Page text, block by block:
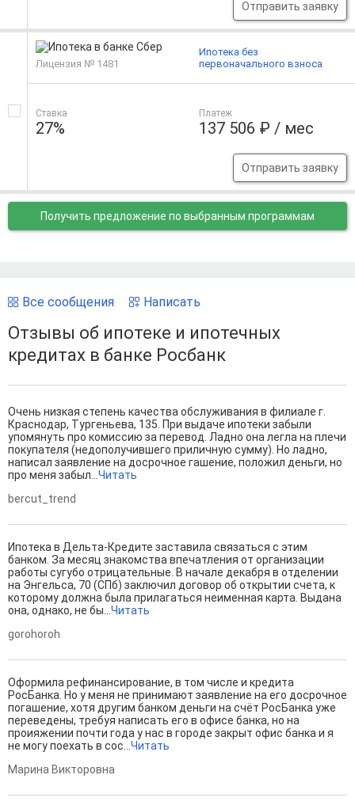
Отправить заявку
Лицензия № 1481
Ставка
27%
Платеж
137 506 ₽ / мес
Отправить заявку
Ипотека без
первоначального взноса
Получить предложение по выбранным программам
Все сообщения Написать
Отзывы об ипотеке и ипотечных
кредитах в банке Росбанк
Очень низкая степень качества обслуживания в филиале г.
Краснодар, Тургеньева, 135. При выдаче ипотеки забыли
упомянуть про комиссию за перевод. Ладно она легла на плечи
покупателя (недополучившего приличную сумму). Но ладно,
написал заявление на досрочное гашение, положил деньги, но
про меня забыл...Читать
bercut_trend
Ипотека в Дельта-Кредите заставила связаться с этим
банком. За месяц знакомства впечатления от организации
работы сугубо отрицательные. В начале декабря в отделении
на Энгельса, 70 (СПб) заключил договор об открытии счета, к
которому должна была прилагаться неименная карта. Выдана
она, однако, не бы...Читать
gorohoroh
Оформила рефинансирование, в том числе и кредита
РосБанка. Но у меня не принимают заявление на его досрочное
погашение, хотя другим банком деньги на счёт РосБанка уже
переведены, требуя написать его в офисе банка, но на
проияжении почти года у нас в городе закрыт офис банка и я
не могу поехать в сос...Читать
Марина Викторовна